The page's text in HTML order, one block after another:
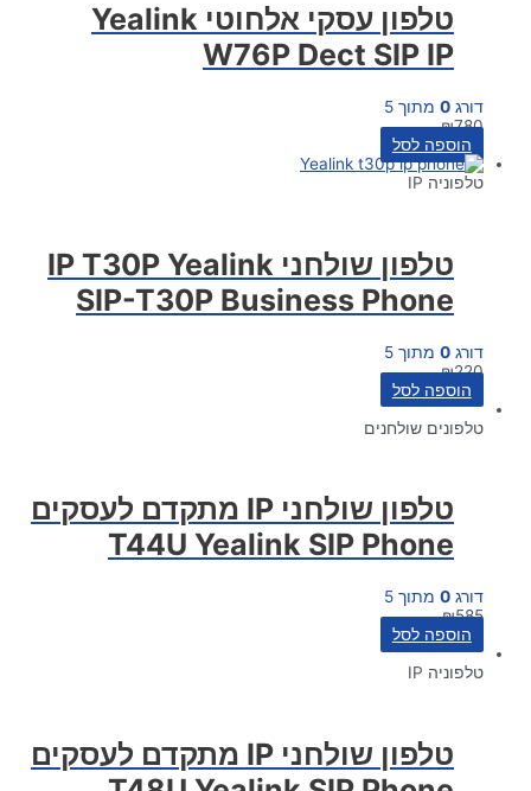
טלפון עסקי אלחוטי Yealink
W76P Dect SIP IP
דורג 0 מתוך 5
₪780
הוספה לסל
טלפוניה IP
טלפון שולחני IP T30P Yealink
SIP-T30P Business Phone
דורג 0 מתוך 5
₪220
הוספה לסל
טלפונים שולחנים
טלפון שולחני IP מתקדם לעסקים
T44U Yealink SIP Phone
דורג 0 מתוך 5
₪585
הוספה לסל
טלפוניה IP
טלפון שולחני IP מתקדם לעסקים